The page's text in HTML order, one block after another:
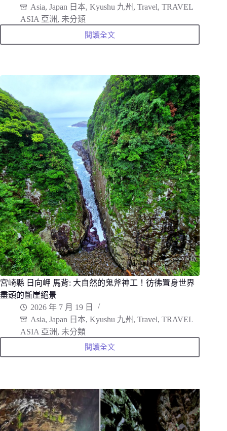
貸
雅
空
間
Asia, Japan 日本, Kyushu 九州 , Travel, TRAVEL
ASIA 亞洲, 未分類
閱讀全文
宮
崎
市
飫
肥
城
Obi:
在
靜
謐
的
九
州
小
京
都、
漫
步
江
戶
時
代
城
下
町、
看
鯉
魚
悠
遊
清
水
宮崎縣 日向岬 馬背: 大自然的鬼斧神工！彷彿置身世界
盡頭的斷崖絕景
2026 年 7 月 19 日
Asia, Japan 日本, Kyushu 九州 , Travel, TRAVEL
ASIA 亞洲, 未分類
閱讀全文
宮
崎
岬
馬
背:
自
然